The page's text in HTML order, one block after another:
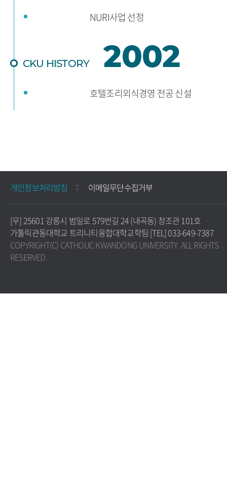
NURI사업 선정
CKU HISTORY 2002
호텔조리외식경영 전공 신설
개인정보처리방침 이메일무단수집거부
[우] 25601 강릉시 범일로 579번길 24 (내곡동) 창조관 101호
가톨릭관동대학교 트리니티융합대학교학팀 [TEL] 033-649-7387
COPYRIGHT(C) CATHOLIC KWANDONG UNIVERSITY. ALL RIGHTS
RESERVED.